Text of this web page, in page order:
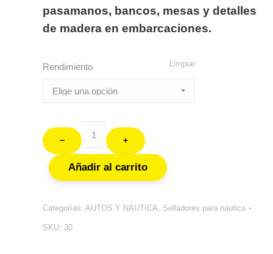
pasamanos, bancos, mesas y detalles
de madera en embarcaciones.
Rendimiento Limpiar
﹣ ﹢
Añadir al carrito
Categorías: AUTOS Y NÁUTICA, Selladores para náutica
SKU: 30